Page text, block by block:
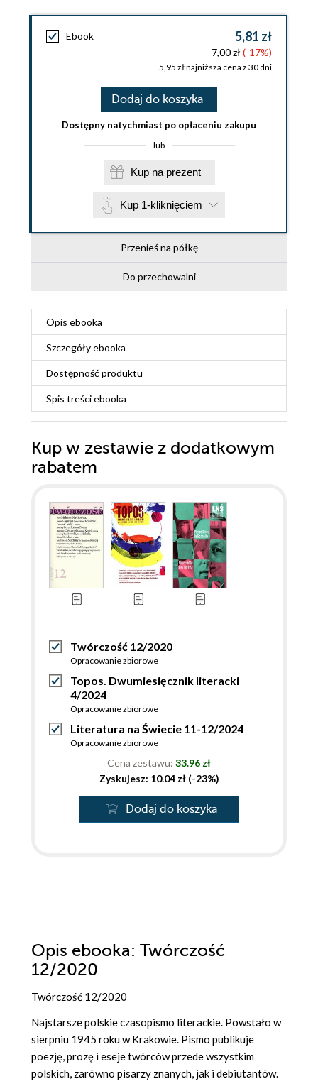
Ebook 5,81 zł
7,00 zł(-17%)
5,95 zł najniższa cena z 30 dni
Dodaj do koszyka
Dostępny natychmiast po opłaceniu zakupu
lub
Kup na prezent
Kup 1-kliknięciem
Przenieś na półkę
Do przechowalni
Opis ebooka
Szczegółyebooka
Dostępność produktu
Spis treściebooka
Kup w zestawie z dodatkowym
rabatem
Twórczość 12/2020
Opracowanie zbiorowe
Topos. Dwumiesięcznik literacki
4/2024
Opracowanie zbiorowe
Literatura na Świecie 11-12/2024
Opracowanie zbiorowe
Cena zestawu: 33.96 zł
Zyskujesz: 10.04 zł (-23%)
Dodaj do koszyka
Opis ebooka: Twórczość
12/2020
Twórczość 12/2020
Najstarsze polskie czasopismo literackie. Powstało w
sierpniu 1945 roku w Krakowie. Pismo publikuje
poezję, prozę i eseje twórców przede wszystkim
polskich, zarówno pisarzy znanych, jak i debiutantów.